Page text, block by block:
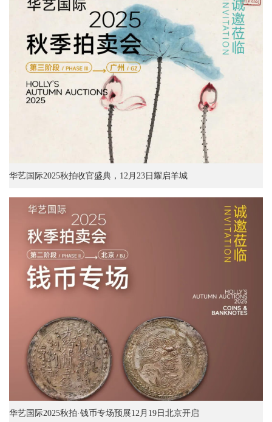
华艺国际2025秋拍收官盛典，12月23日耀启羊城
华艺国际2025秋拍·钱币专场预展12月19日北京开启